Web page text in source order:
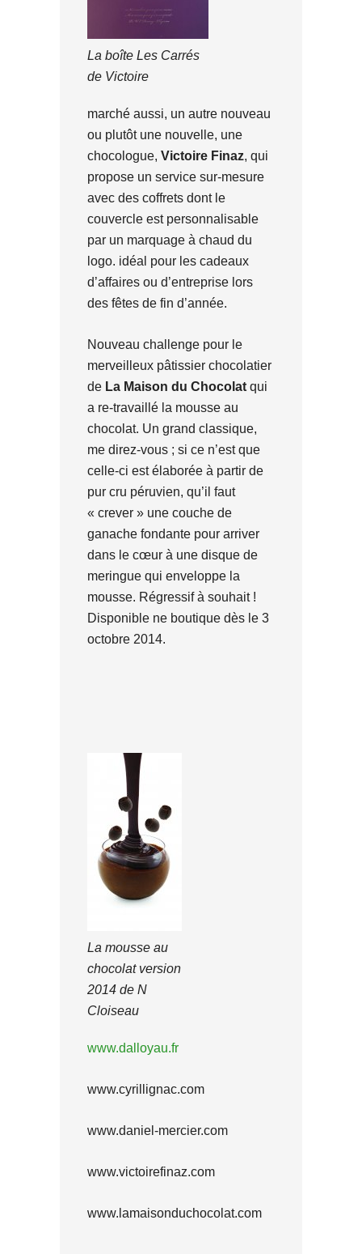
La boîte Les Carrés
de Victoire
marché aussi, un autre nouveau
ou plutôt une nouvelle, une
chocologue, Victoire Finaz, qui
propose un service sur-mesure
avec des coffrets dont le
couvercle est personnalisable
par un marquage à chaud du
logo. idéal pour les cadeaux
d’affaires ou d’entreprise lors
des fêtes de fin d’année.
Nouveau challenge pour le
merveilleux pâtissier chocolatier
de La Maison du Chocolat qui
a re-travaillé la mousse au
chocolat. Un grand classique,
me direz-vous ; si ce n’est que
celle-ci est élaborée à partir de
pur cru péruvien, qu’il faut
« crever » une couche de
ganache fondante pour arriver
dans le cœur à une disque de
meringue qui enveloppe la
mousse. Régressif à souhait !
Disponible ne boutique dès le 3
octobre 2014.
La mousse au
chocolat version
2014 de N
Cloiseau
www.dalloyau.fr
www.cyrillignac.com
www.daniel-mercier.com
www.victoirefinaz.com
www.lamaisonduchocolat.com